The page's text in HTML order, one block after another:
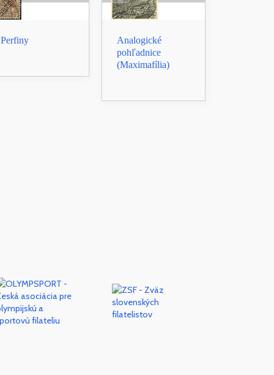
Perfiny
Analogické
pohľadnice
(Maximafília)